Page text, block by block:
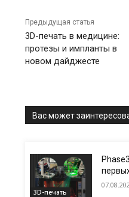
Предыдущая статья
3D-печать в медицине:
протезы и импланты в
новом дайджесте
Вас может
3D-печать